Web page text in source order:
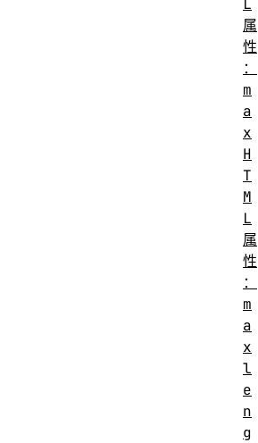
属
性
：
m
a
x
H
T
M
L
属
性
：
m
a
x
l
e
n
g